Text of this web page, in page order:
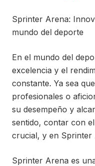
Sprinter Arena:
mundo del deporte
En el mundo del
excelencia y el
constante. Ya sea
profesionales o
su desempeño y
sentido, contar con
crucial, y en Sprinter
Sprinter Arena es